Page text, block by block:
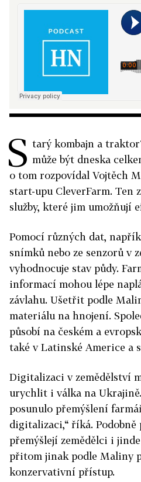
S tarý kombajn a
může být dneska
o tom rozpovídal Vojtěch
start-upu CleverFarm. Ten
služby, které jim umožňují
Pomocí různých dat,
snímků nebo ze senzorů v
vyhodnocuje stav půdy.
informací mohou lépe
závlahu. Ušetřit podle
materiálu na hnojení.
působí na českém a
také v Latinské Americe a
Digitalizaci v zemědělství
urychlit i válka na
posunulo přemýšlení
digitalizaci,“ říká. Podobně
přemýšlejí zemědělci i
přitom jinak podle Maliny
konzervativní přístup.